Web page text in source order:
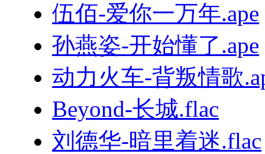
伍佰-爱你一万年.ape
孙燕姿-开始懂了.ape
动力火车-背叛情歌
Beyond-长城.flac
刘德华-暗里着迷.flac